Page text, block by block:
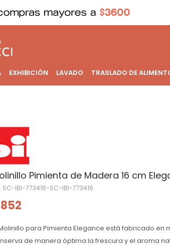
EXHIBICIÓN LAVADO TRASLADO DE
Pimienta de Madera 16 cm
SC-IBI-773416-SC-IBI-773416
852
para Pimienta Elegance está fabricado en
de manera óptima la frescura y el aroma